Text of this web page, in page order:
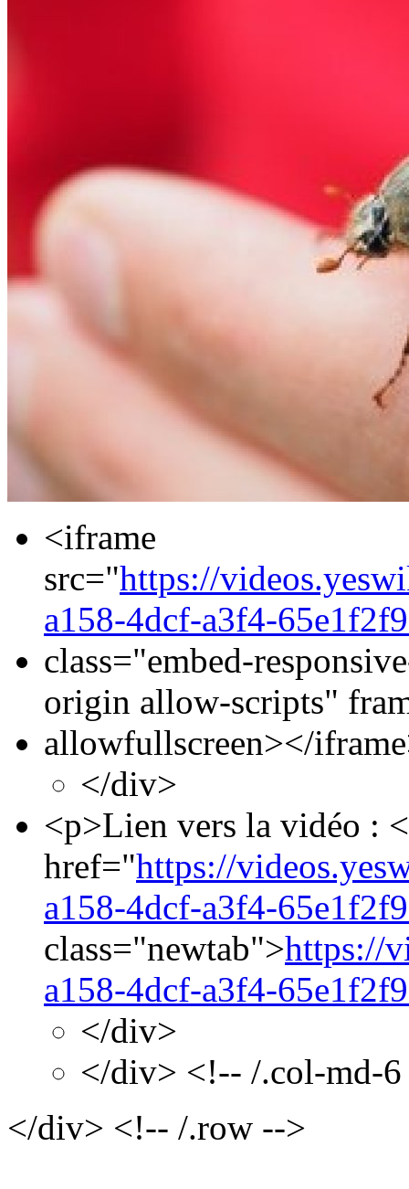
<iframe
src="https://
a158-4dcf-a3f4-
class="embed-
origin allow-scripts"
allowfullscreen></
</div>
<p>Lien vers la vidéo :
href="https://
a158-4dcf-a3f4-
class="newtab">https://
a158-4dcf-a3f4-
</div>
</div> <!-- /.col-md-
</div> <!-- /.row -->